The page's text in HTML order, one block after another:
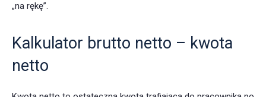
„na rękę”.
Kalkulator brutto netto – kwota
netto